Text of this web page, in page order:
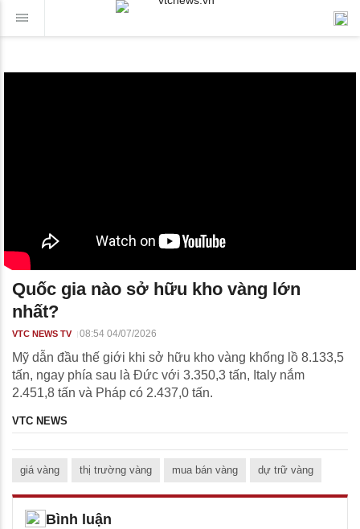
Quốc gia nào sở hữu kho vàng lớn
nhất?
VTC NEWS TV 08:54 04/07/2026
Mỹ dẫn đầu thế giới khi sở hữu kho vàng khổng lồ 8.133,5
tấn, ngay phía sau là Đức với 3.350,3 tấn, Italy nắm
2.451,8 tấn và Pháp có 2.437,0 tấn.
VTC NEWS
giá vàng thị trường vàng mua bán vàng dự trữ vàng
Bình luận